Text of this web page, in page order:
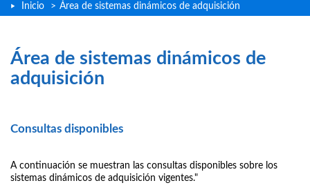
Inicio > Área de sistemas dinámicos de adquisición
Área de sistemas dinámicos de
adquisición
Consultas disponibles
A continuación se muestran las consultas disponibles sobre los
sistemas dinámicos de adquisición vigentes."